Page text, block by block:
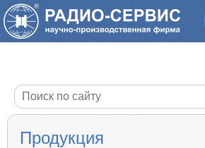
Продукция